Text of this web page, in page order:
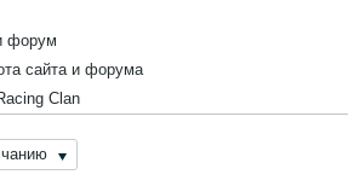
форум
сайта и форума
Clan
байки